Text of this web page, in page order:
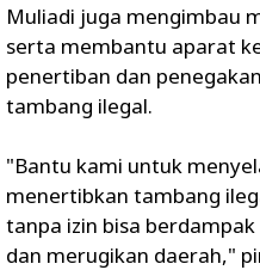
Muliadi juga mengimbau
serta membantu aparat
penertiban dan
tambang ilegal.
"Bantu kami untuk
menertibkan tambang
tanpa izin bisa
dan merugikan daerah,"